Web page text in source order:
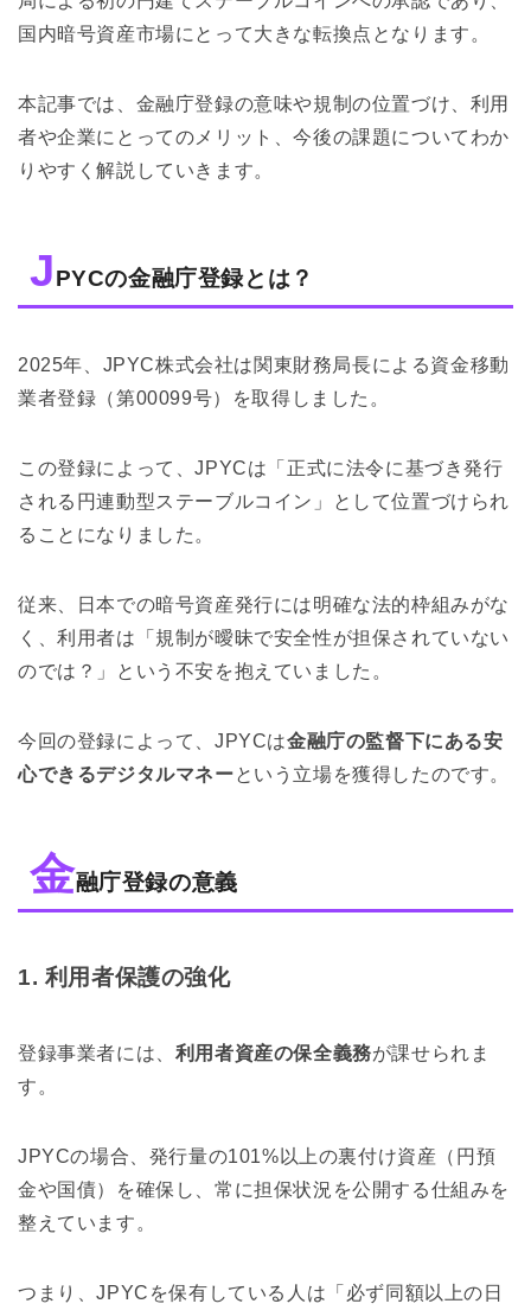
国内暗号資産市場にとって大きな転換点となります。
本記事では、金融庁登録の意味や規制の位置づけ、利用
者や企業にとってのメリット、今後の課題についてわか
りやすく解説していきます。
JPYCの金融庁登録とは？
2025年、JPYC株式会社は関東財務局長による資金移動
業者登録（第00099号）を取得しました。
この登録によって、JPYCは「正式に法令に基づき発行
される円連動型ステーブルコイン」として位置づけられ
ることになりました。
従来、日本での暗号資産発行には明確な法的枠組みがな
く、利用者は「規制が曖昧で安全性が担保されていない
のでは？」という不安を抱えていました。
今回の登録によって、JPYCは金融庁の監督下にある安
心できるデジタルマネーという立場を獲得したのです。
金融庁登録の意義
1. 利用者保護の強化
登録事業者には、 利用者資産の保全義務が課せられま
す。
JPYCの場合、発行量の101%以上の裏付け資産（円預
金や国債）を確保し、常に担保状況を公開する仕組みを
整えています。
つまり、JPYCを保有している人は「必ず同額以上の日